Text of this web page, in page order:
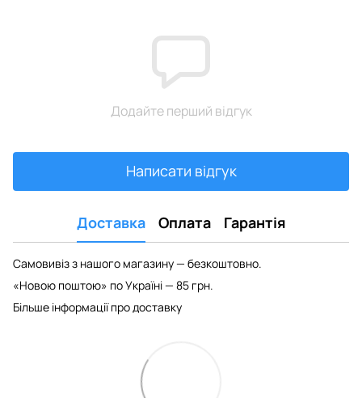
Додайте перший відгук
Написати відгук
Доставка Оплата Гарантія
Самовивіз з нашого магазину — безкоштовно.
«Новою поштою» по Україні — 85 грн.
Більше інформації про доставку